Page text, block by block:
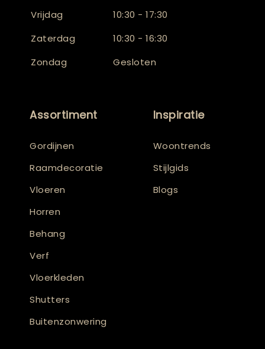
Vrijdag
10:30 - 17:30
Zaterdag
10:30 - 16:30
Zondag
Gesloten
Assortiment
Gordijnen
Raamdecoratie
Vloeren
Horren
Behang
Verf
Vloerkleden
Shutters
Buitenzonwering
Inspiratie
Woontrends
Stijlgids
Blogs